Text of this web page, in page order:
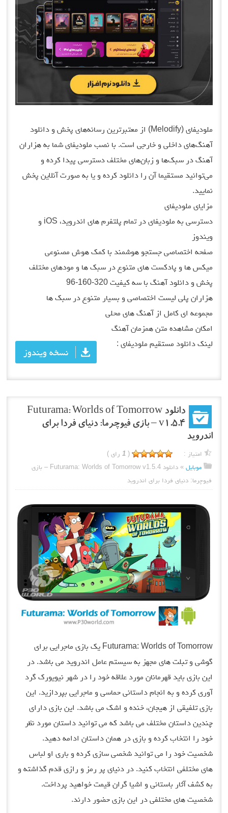
ملودیفای (Melodify) از معتبرترین رسانه‌های پخش و دانلود
آهنگ‌های داخلی و خارجی است. با نصب ملودیفای شما به هزاران
آهنگ در سبک‌ها و زبان‌های مختلف دسترسی پیدا کرده و
می‌توانید مستقیما آن را دانلود کرده و یا به صورت آنلاین پخش
نمایید.
مزایای ملودیفای
دسترسی به ملودیفای در تمام پلتفرم های اندروید، iOS و
ویندوز
صفحه اختصاصی جستجو هوشمند با کمک هوش مصنوعی
میکس ها و پادکست های متنوع در سبک ها و مودهای مختلف
پخش و دانلود آهنگ با سه کیفیت 320-160-96
هزاران پلی لیست اختصاصی و بسیار متنوع در سبک ها
مجموعه ای کامل از آهنگ های محلی
امکان مشاهده متن همزمان آهنگ
لینک دانلود مستقیم ملودیفای :
نسخه ویندوز
دانلود Futurama: Worlds of Tomorrow
v1.5.4 – بازی فیوچرما: دنیای فردا برای
اندروید
امتیاز : (
1 رای )
موبایل »
دانلود Futurama: Worlds of Tomorrow v1.5.4 – بازی
فیوچرما: دنیای فردا برای اندروید
Futurama: Worlds of Tomorrow یک بازی ماجرایی برای
گوشی و تبلت های مجهز به سیستم عامل اندروید می باشد. در
این بازی باید قهرمانان مورد علاقه خود را در شهر نیویورک گرد
آوری کرده و به انجام داستانی حماسی و ماجرایی بپردازید. این
بازی تلفیقی از هیجان، خنده و اشک می باشد. این بازی دارای
چندین داستان مختلف می باشد که می توانید داستان مورد نظر
خود را انتخاب کرده و بازی در همان داستان ادامه دهید.
شخصیت خود را می توانید شخصی سازی کرده و باری او لباس
های مختلفی انتخاب کنید. در دنیای پر رمز و رازی قدم گذاشته و
به کشف آثار باستانی و اشیا گران قیمت خواهید پرداخت.
شخصیت های مختلفی در این بازی حضور دارند.